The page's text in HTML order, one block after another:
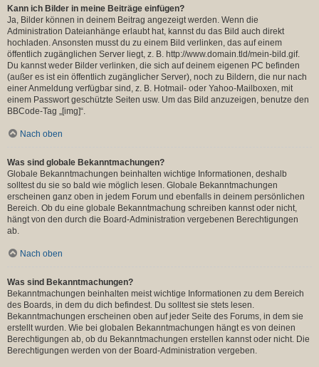
Kann ich Bilder in meine Beiträge einfügen?
Ja, Bilder können in deinem Beitrag angezeigt werden. Wenn die
Administration Dateianhänge erlaubt hat, kannst du das Bild auch direkt
hochladen. Ansonsten musst du zu einem Bild verlinken, das auf einem
öffentlich zugänglichen Server liegt, z. B. http://www.domain.tld/mein-bild.gif.
Du kannst weder Bilder verlinken, die sich auf deinem eigenen PC befinden
(außer es ist ein öffentlich zugänglicher Server), noch zu Bildern, die nur nach
einer Anmeldung verfügbar sind, z. B. Hotmail- oder Yahoo-Mailboxen, mit
einem Passwort geschützte Seiten usw. Um das Bild anzuzeigen, benutze den
BBCode-Tag „[img]“.
Nach oben
Was sind globale Bekanntmachungen?
Globale Bekanntmachungen beinhalten wichtige Informationen, deshalb
solltest du sie so bald wie möglich lesen. Globale Bekanntmachungen
erscheinen ganz oben in jedem Forum und ebenfalls in deinem persönlichen
Bereich. Ob du eine globale Bekanntmachung schreiben kannst oder nicht,
hängt von den durch die Board-Administration vergebenen Berechtigungen
ab.
Nach oben
Was sind Bekanntmachungen?
Bekanntmachungen beinhalten meist wichtige Informationen zu dem Bereich
des Boards, in dem du dich befindest. Du solltest sie stets lesen.
Bekanntmachungen erscheinen oben auf jeder Seite des Forums, in dem sie
erstellt wurden. Wie bei globalen Bekanntmachungen hängt es von deinen
Berechtigungen ab, ob du Bekanntmachungen erstellen kannst oder nicht. Die
Berechtigungen werden von der Board-Administration vergeben.